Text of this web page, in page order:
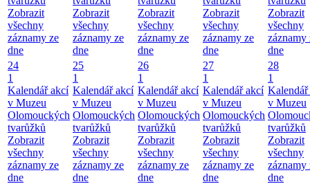
Zobrazit
všechny
záznamy ze
dne
Zobrazit
všechny
záznamy ze
dne
Zobrazit
všechny
záznamy ze
dne
Zobrazit
všechny
záznamy ze
dne
Zobrazit
všechny
záznamy
dne
24
1
Kalendář akcí
v Muzeu
Olomouckých
tvarůžků
Zobrazit
všechny
záznamy ze
dne
25
1
Kalendář akcí
v Muzeu
Olomouckých
tvarůžků
Zobrazit
všechny
záznamy ze
dne
26
1
Kalendář akcí
v Muzeu
Olomouckých
tvarůžků
Zobrazit
všechny
záznamy ze
dne
27
1
Kalendář akcí
v Muzeu
Olomouckých
tvarůžků
Zobrazit
všechny
záznamy ze
dne
28
1
v Muzeu
tvarůžků
Zobrazit
všechny
záznamy
dne